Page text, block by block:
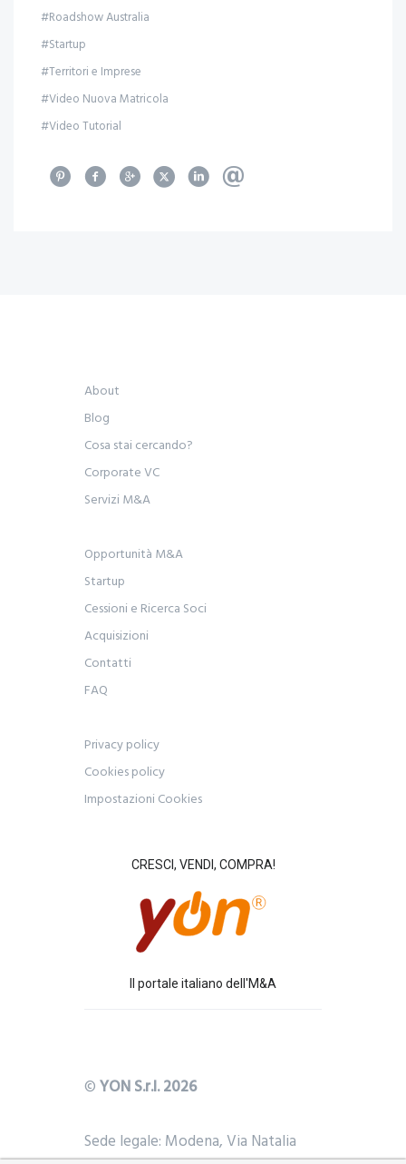
#Roadshow Australia
#Startup
#Territori e Imprese
#Video Nuova Matricola
#Video Tutorial
About
Blog
Cosa stai cercando?
Corporate VC
Servizi M&A
Opportunità M&A
Startup
Cessioni e Ricerca Soci
Acquisizioni
Contatti
FAQ
Privacy policy
Cookies policy
Impostazioni Cookies
CRESCI, VENDI, COMPRA!
Il portale italiano dell'M&A
©YON S.r.l. 2026
Sede legale: Modena, Via Natalia